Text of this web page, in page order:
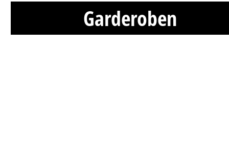
Garderoben